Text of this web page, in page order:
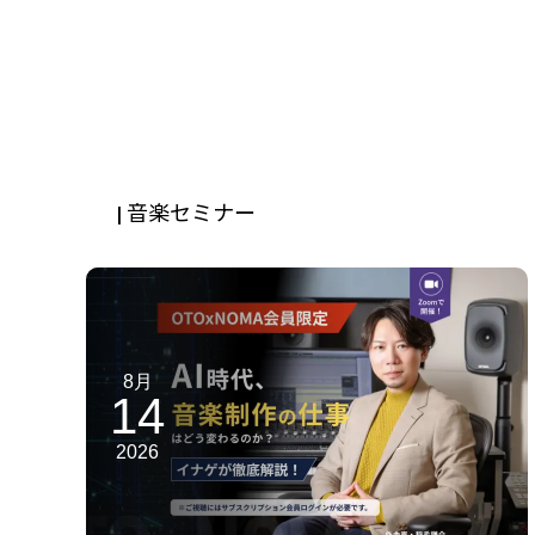
| 音楽セミナー
8月
14
2026